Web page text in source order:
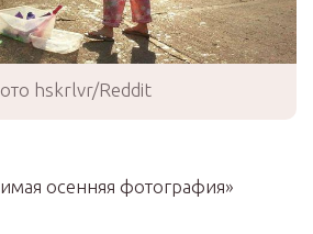
hskrlvr/Reddit
осенняя фотография»